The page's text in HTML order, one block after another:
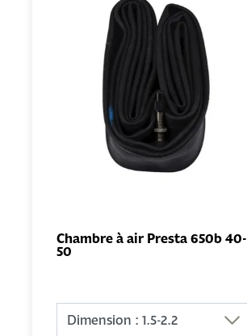
Chambre à air Presta 650b 40-
50